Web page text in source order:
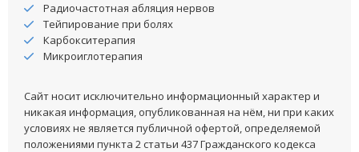
Радиочастотная абляция нервов
Тейпирование при болях
Карбокситерапия
Микроиглотерапия
Сайт носит исключительно информационный характер и
никакая информация, опубликованная на нём, ни при каких
условиях не является публичной офертой, определяемой
положениями пункта 2 статьи 437 Гражданского кодекса